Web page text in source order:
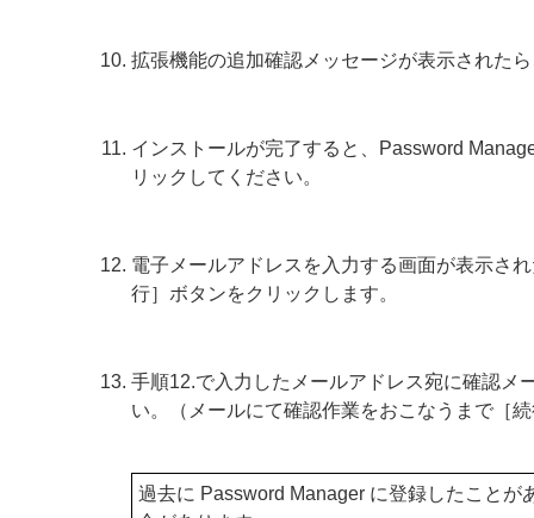
拡張機能の追加確認メッセージが表示された
インストールが完了すると、Password
リックしてください。
電子メールアドレスを入力する画面が表示さ
行］ボタンをクリックします。
手順12.で入力したメールアドレス宛に確認メ
い。（メールにて確認作業をおこなうまで［
過去に Password Manager に登録したこと